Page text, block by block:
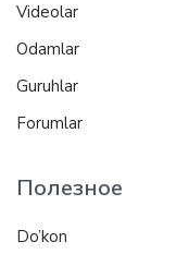
Videolar
Odamlar
Guruhlar
Forumlar
Полезное
Do’kon